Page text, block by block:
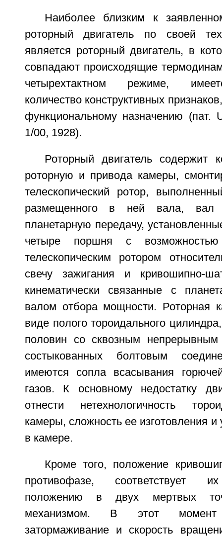
Наиболее близким к
роторный двигатель по своей
является роторный двигатель, в
совпадают происходящие
четырехтактном режиме,
количество конструктивных
функциональному назначению (пат.
1/00, 1928).
Роторный двигатель содержит
роторную и привода камеры,
телескопический ротор,
размещенного в ней вала, вал
планетарную передачу,
четыре поршня с
телескопическим ротором
свечу зажигания и кривошипно-
кинематически связанные с
валом отбора мощности. Роторная
виде полого тороидального
половин со сквозным
состыкованных болтовым
имеются сопла всасывания
газов. К основному недостатку
отнести нетехнологичность
камеры, сложность ее изготовления
в камере.
Кроме того, положение
противофазе, соответствует
положению в двух мертвых
механизмом. В этот
затормаживание и скорость